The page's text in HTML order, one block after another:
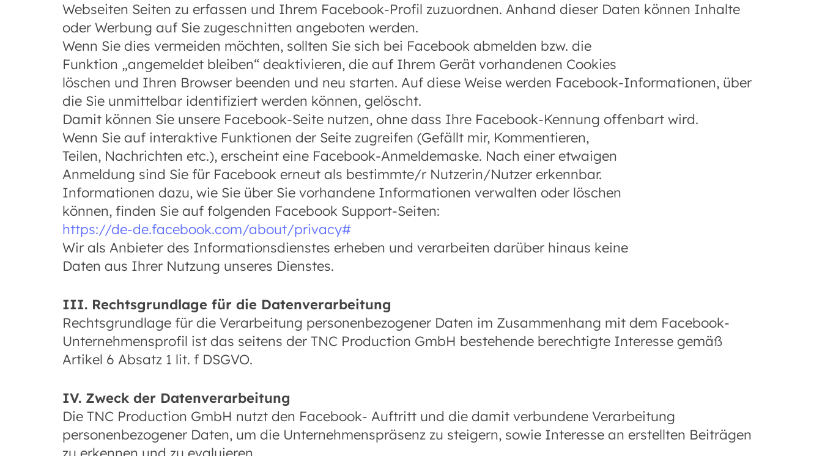
Webseiten Seiten zu erfassen und Ihrem Facebook-Profil zuzuordnen. Anhand dieser Daten können Inhalte
oder Werbung auf Sie zugeschnitten angeboten werden.
Wenn Sie dies vermeiden möchten, sollten Sie sich bei Facebook abmelden bzw. die
Funktion „angemeldet bleiben“ deaktivieren, die auf Ihrem Gerät vorhandenen Cookies
löschen und Ihren Browser beenden und neu starten. Auf diese Weise werden Facebook-Informationen, über
die Sie unmittelbar identifiziert werden können, gelöscht.
Damit können Sie unsere Facebook-Seite nutzen, ohne dass Ihre Facebook-Kennung offenbart wird.
Wenn Sie auf interaktive Funktionen der Seite zugreifen (Gefällt mir, Kommentieren,
Teilen, Nachrichten etc.), erscheint eine Facebook-Anmeldemaske. Nach einer etwaigen
Anmeldung sind Sie für Facebook erneut als bestimmte/r Nutzerin/Nutzer erkennbar.
Informationen dazu, wie Sie über Sie vorhandene Informationen verwalten oder löschen
können, finden Sie auf folgenden Facebook Support-Seiten:
https://de-de.facebook.com/about/privacy#
Wir als Anbieter des Informationsdienstes erheben und verarbeiten darüber hinaus keine
Daten aus Ihrer Nutzung unseres Dienstes.
III. Rechtsgrundlage für die Datenverarbeitung
Rechtsgrundlage für die Verarbeitung personenbezogener Daten im Zusammenhang mit dem Facebook-
Unternehmensprofil ist das seitens der TNC Production GmbH bestehende berechtigte Interesse gemäß
Artikel 6 Absatz 1 lit. f DSGVO.
IV. Zweck der Datenverarbeitung
Die TNC Production GmbH nutzt den Facebook- Auftritt und die damit verbundene Verarbeitung
personenbezogener Daten, um die Unternehmenspräsenz zu steigern, sowie Interesse an erstellten Beiträgen